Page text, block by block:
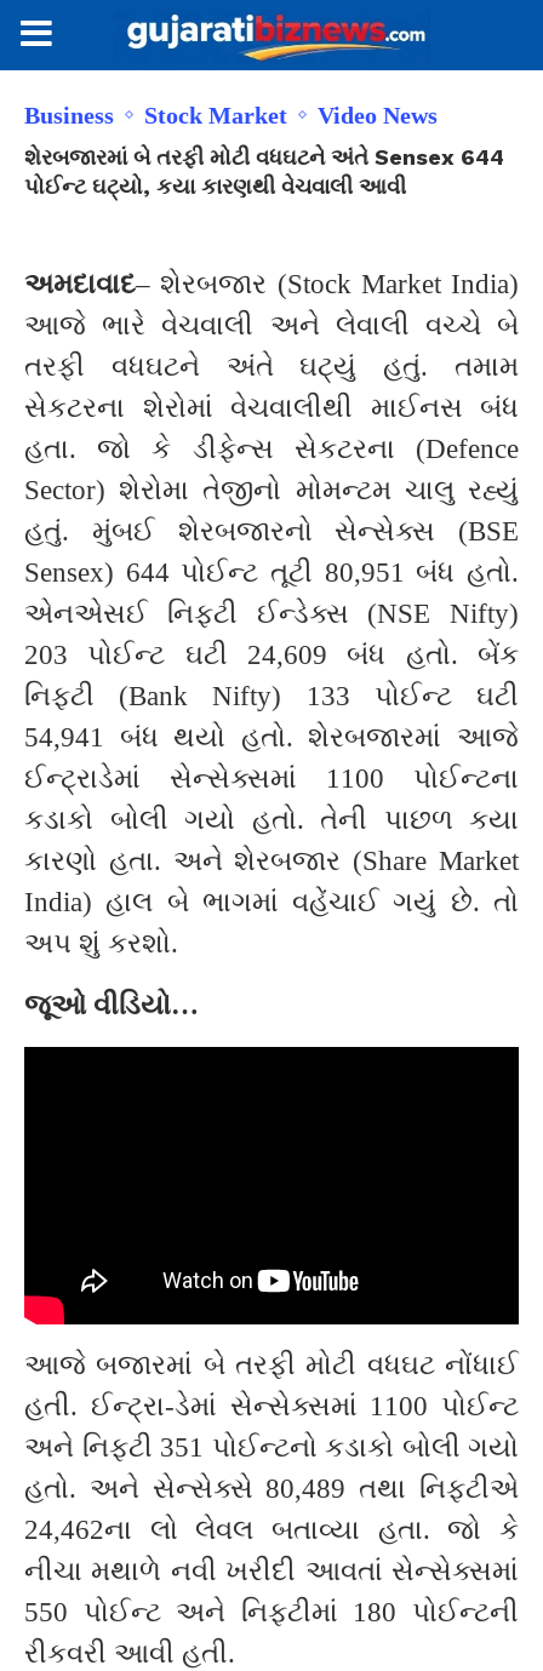
Business Stock Market Video News
શેરબજારમાં બે તરફી મોટી વધઘટને અંતે Sensex 644
પોઈન્ટ ઘટ્યો, કયા કારણથી વેચવાલી આવી
અમદાવાદ– શેરબજાર (Stock Market India)
આજે ભારે વેચવાલી અને લેવાલી વચ્ચે બે
તરફી વધઘટને અંતે ઘટ્યું હતું. તમામ
સેકટરના શેરોમાં વેચવાલીથી માઈનસ બંધ
હતા. જો કે ડીફેન્સ સેકટરના (Defence
Sector) શેરોમા તેજીનો મોમન્ટમ ચાલુ રહ્યું
હતું. મુંબઈ શેરબજારનો સેન્સેક્સ (BSE
Sensex) 644 પોઈન્ટ તૂટી 80,951 બંધ હતો.
એનએસઈ નિફ્ટી ઈન્ડેક્સ (NSE Nifty)
203 પોઈન્ટ ઘટી 24,609 બંધ હતો. બેંક
નિફ્ટી (Bank Nifty) 133 પોઈન્ટ ઘટી
54,941 બંધ થયો હતો. શેરબજારમાં આજે
ઈન્ટ્રાડેમાં સેન્સેક્સમાં 1100 પોઈન્ટના
કડાકો બોલી ગયો હતો. તેની પાછળ કયા
કારણો હતા. અને શેરબજાર (Share Market
India) હાલ બે ભાગમાં વહેંચાઈ ગયું છે. તો
અપ શું કરશો.
જૂઓ વીડિયો…
આજે બજારમાં બે તરફી મોટી વધઘટ નોંધાઈ
હતી. ઈન્ટ્રા-ડેમાં સેન્સેક્સમાં 1100 પોઈન્ટ
અને નિફ્ટી 351 પોઈન્ટનો કડાકો બોલી ગયો
હતો. અને સેન્સેક્સે 80,489 તથા નિફ્ટીએ
24,462ના લો લેવલ બતાવ્યા હતા. જો કે
નીચા મથાળે નવી ખરીદી આવતાં સેન્સેક્સમાં
550 પોઈન્ટ અને નિફ્ટીમાં 180 પોઈન્ટની
રીકવરી આવી હતી.